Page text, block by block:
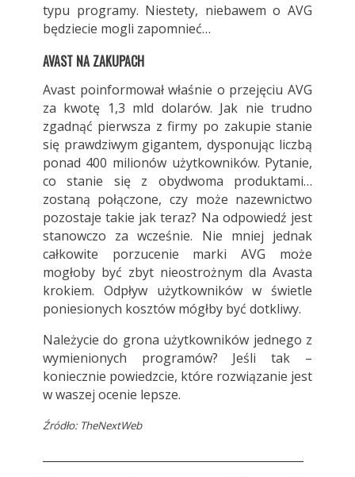
typu programy. Niestety, niebawem o AVG
będziecie mogli zapomnieć…
AVAST NA ZAKUPACH
Avast poinformował właśnie o przejęciu AVG
za kwotę 1,3 mld dolarów. Jak nie trudno
zgadnąć pierwsza z firmy po zakupie stanie
się prawdziwym gigantem, dysponując liczbą
ponad 400 milionów użytkowników. Pytanie,
co stanie się z obydwoma produktami…
zostaną połączone, czy może nazewnictwo
pozostaje takie jak teraz? Na odpowiedź jest
stanowczo za wcześnie. Nie mniej jednak
całkowite porzucenie marki AVG może
mogłoby być zbyt nieostrożnym dla Avasta
krokiem. Odpływ użytkowników w świetle
poniesionych kosztów mógłby być dotkliwy.
Należycie do grona użytkowników jednego z
wymienionych programów? Jeśli tak –
koniecznie powiedzcie, które rozwiązanie jest
w waszej ocenie lepsze.
Źródło: TheNextWeb